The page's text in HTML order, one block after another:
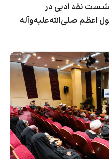
نقد ادبی در
اعظم صلی‌الله‌علیه‌وآله